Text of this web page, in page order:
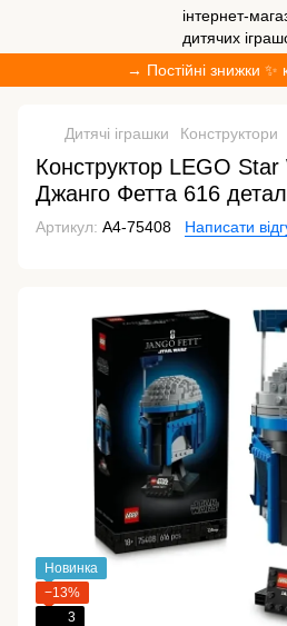
→ Постійні знижки ✨
Дитячі іграшки Конструктори
Конструктор LEGO
Джанго Фетта 616
Артикул: A4-75408 Написати
Новинка
−13%
3